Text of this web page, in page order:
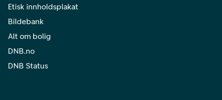
Etisk innholdsplakat
Bildebank
Alt om bolig
DNB.no
DNB Status